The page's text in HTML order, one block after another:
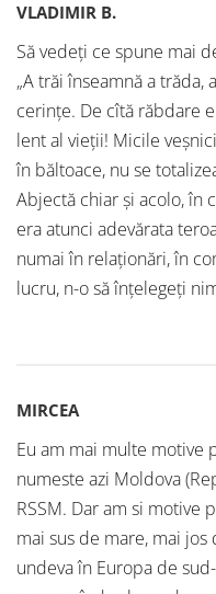
VLADIMIR B.
Să vedeţi ce spune mai
„A trăi înseamnă a trăda,
cerinţe. De cîtă răbdare
lent al vieţii! Micile
în băltoace, nu se
Abjectă chiar şi acolo, în
era atunci adevărata
numai în relaţionări, în
lucru, n-o să înţelegeţi
MIRCEA
Eu am mai multe motive
numeste azi Moldova
RSSM. Dar am si motive
mai sus de mare, mai
undeva în Europa de